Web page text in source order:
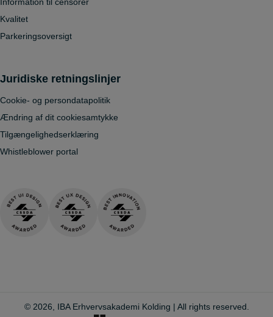
Kvalitet
Parkeringsoversigt
Juridiske retningslinjer
Cookie- og persondatapolitik
Ændring af dit cookiesamtykke
Tilgængelighedserklæring
Whistleblower portal
© 2026, IBA Erhvervsakademi Kolding | All rights reserved.